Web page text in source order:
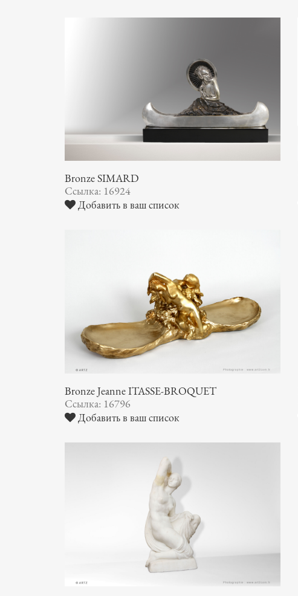
Bronze SIMARD
Ссылка: 16924
Добавить в ваш список
Bronze Jeanne ITASSE-BROQUET
Ссылка: 16796
Добавить в ваш список